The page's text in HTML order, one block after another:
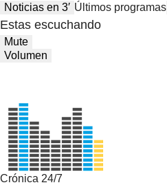
Noticias en 3′ Últimos programas
Estas escuchando
Mute
Volumen
Crónica 24/7